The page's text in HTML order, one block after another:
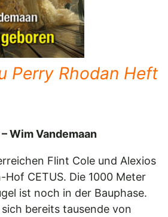
Perry Rhodan Heft
Wim Vandemaan
Flint Cole und Alexios
Hof CETUS. Die 1000 Meter
ist noch in der Bauphase.
bereits tausende von